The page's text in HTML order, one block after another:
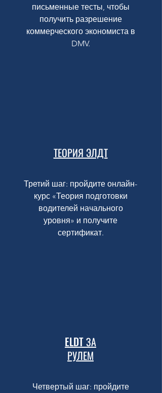
письменные тесты, чтобы
получить разрешение
коммерческого экономиста в
DMV.
ТЕОРИЯ ЭЛДТ
Третий шаг: пройдите онлайн-
курс «Теория подготовки
водителей начального
уровня» и получите
сертификат.
ELDT ЗА
РУЛЕМ
Четвертый шаг: пройдите